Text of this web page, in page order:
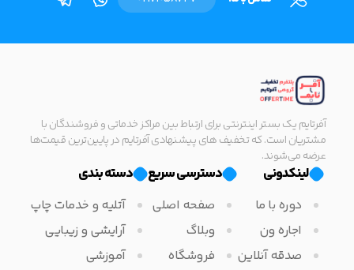
آفرتایم یک بستر اینترنتی برای ارتباط بین مراکز خدماتی و فروشندگان با
مشتریان است. که تخفیف های پیشنهادی آفرتایم در پایین‌ترین قیمت‌ها
عرضه می‌شوند.
لینکدونی
دوره با ما
اجاره ون
صدقه آنلاین
دسترسی سریع
صفحه اصلی
وبلاگ
فروشگاه
دسته بندی
آتلیه و خدمات چاپ
آرایشی و زیبایی
آموزشی